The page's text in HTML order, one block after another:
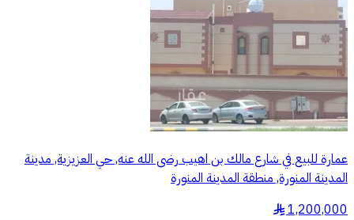
عمارة للبيع في شارع مالك بن اهيب رضى الله عنه, حي العزيزية, مدينة
المدينة المنورة, منطقة المدينة المنورة
1,200,000
§